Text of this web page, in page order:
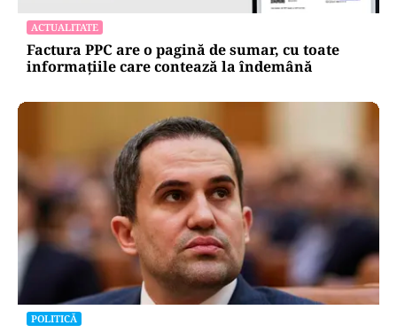
ACTUALITATE
Factura PPC are o pagină de sumar, cu toate
informațiile care contează la îndemână
POLITICĂ